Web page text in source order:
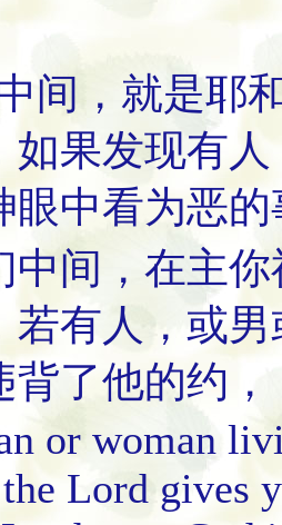
间，就是耶
如果发现有
中看为恶的
中间，在主
若有人，或
背了他的约，
or woman
Lord gives